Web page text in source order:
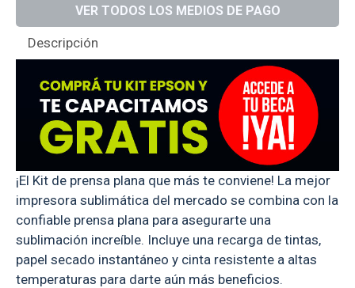
Descripción
¡El Kit de prensa plana que más te conviene! La mejor
impresora sublimática del mercado se combina con la
confiable prensa plana para asegurarte una
sublimación increíble. Incluye una recarga de tintas,
papel secado instantáneo y cinta resistente a altas
temperaturas para darte aún más beneficios.
VER TODOS LOS MEDIOS DE PAGO